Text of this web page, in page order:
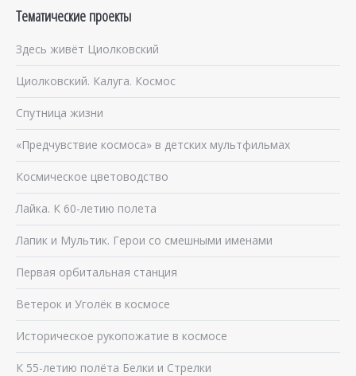
Тематические проекты
Здесь живёт Циолковский
Циолковский. Калуга. Космос
Спутница жизни
«Предчувствие космоса» в детских мультфильмах
Космическое цветоводство
Лайка. К 60-летию полета
Лапик и Мультик. Герои со смешными именами
Первая орбитальная станция
Ветерок и Уголёк в космосе
Историческое рукопожатие в космосе
К 55-летию полёта Белки и Стрелки